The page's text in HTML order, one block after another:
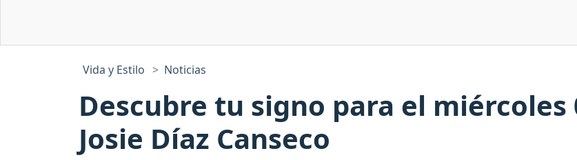
Vida y Estilo Noticias
Descubre tu signo para el miércoles
Josie Díaz Canseco